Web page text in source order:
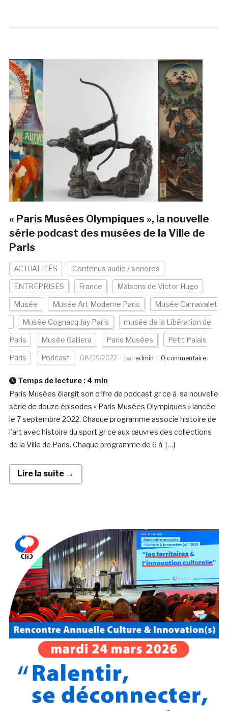
« Paris Musées Olympiques », la nouvelle
série podcast des musées de la Ville de
Paris
ACTUALITÉS Contenus audio / sonores
ENTREPRISES France Maisons de Victor Hugo
Musée Musée Art Moderne Paris Musée Carnavalet
Musée Cognacq Jay Paris musée de la Libération de
Paris Musée Galliera Paris Musées Petit Palais
Paris Podcast 08/09/2022 par admin 0 commentaire
Temps de lecture : 4 min
Paris Musées élargit son offre de podcast gr ce à sa nouvelle
série de douze épisodes « Paris Musées Olympiques » lancée
le 7 septembre 2022. Chaque programme associe histoire de
l’art avec histoire du sport gr ce aux œuvres des collections
de la Ville de Paris. Chaque programme de 6 à […]
Lire la suite →